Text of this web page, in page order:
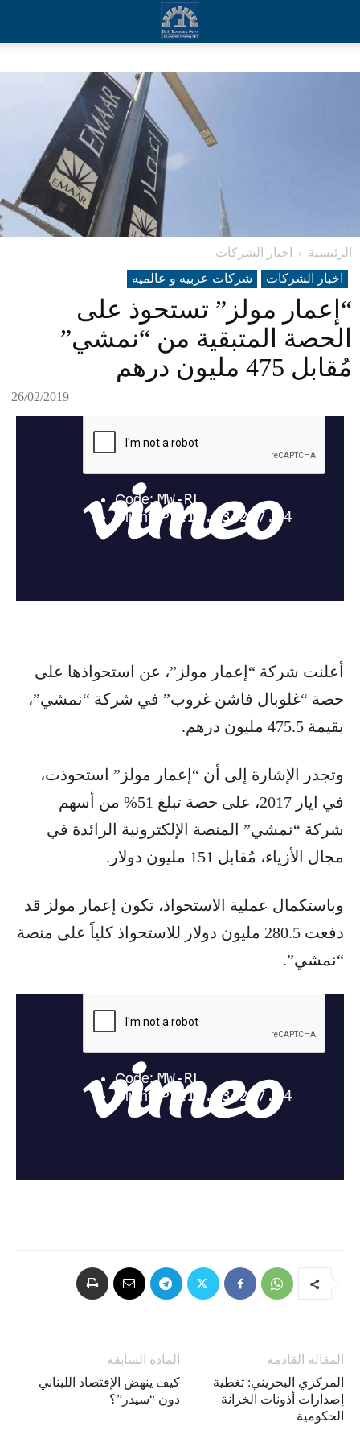
الرئيسية
اخبار الشركات
اخبار الشركات
شرکات عربیه و عالمیه
“إعمار مولز” تستحوذ على
الحصة المتبقية من “نمشي”
مُقابل 475 مليون درهم
26/02/2019
أعلنت شركة “إعمار مولز”، عن استحواذها على
حصة “غلوبال فاشن غروب” في شركة “نمشي”،
بقيمة 475.5 مليون درهم.
وتجدر الإشارة إلى أن “إعمار مولز” استحوذت،
في ايار 2017، على حصة تبلغ 51% من أسهم
شركة “نمشي” المنصة الإلكترونية الرائدة في
مجال الأزياء، مُقابل 151 مليون دولار.
وباستكمال عملية الاستحواذ، تكون إعمار مولز قد
دفعت 280.5 مليون دولار للاستحواذ كلياً على منصة
“نمشي”.
المادة السابقة
كيف ينهض الإقتصاد اللبناني
دون “سيدر”؟
المقالة القادمة
المركزي البحريني: تغطية
إصدارات أذونات الخزانة
الحكومية